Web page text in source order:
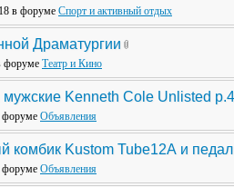
в форуме Спорт и активный отдых
Драматургии
форуме Театр и Кино
мужские Kenneth Cole Unlisted
форуме Объявления
комбик Kustom Tube12А и
форуме Объявления